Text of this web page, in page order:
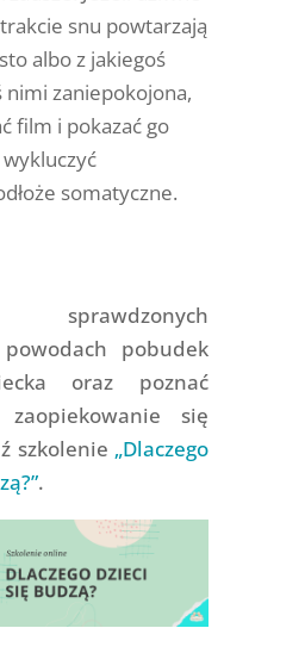
snu powtarzają
albo z jakiegoś
zaniepokojona,
film i pokazać go
somatyczne.
sprawdzonych
pobudek
oraz poznać
się
szkolenie „Dlaczego
.